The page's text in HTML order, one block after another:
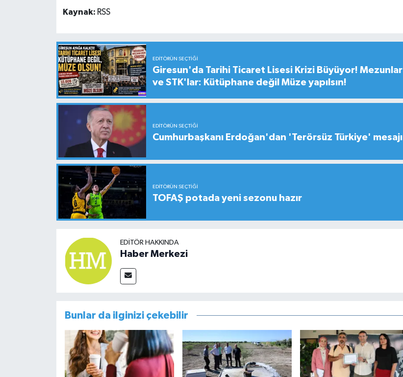
Kaynak: RSS
EDITÖRÜN SEÇTIĞI
Giresun'da Tarihi Ticaret Lisesi Krizi Büyüyor! Mezunlar
ve STK'lar: Kütüphane değil Müze yapılsın!
EDITÖRÜN SEÇTIĞI
Cumhurbaşkanı Erdoğan'dan 'Terörsüz Türkiye' mesajı
EDITÖRÜN SEÇTIĞI
TOFAŞ potada yeni sezonu hazır
EDITÖR HAKKINDA
Haber Merkezi
Bunlar da ilginizi çekebilir